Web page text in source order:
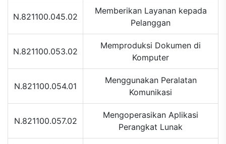
N.821100.045.02
Memberikan Layanan kepada
Pelanggan
N.821100.053.02
Memproduksi Dokumen di
Komputer
N.821100.054.01
Menggunakan Peralatan
Komunikasi
N.821100.057.02
Mengoperasikan Aplikasi
Perangkat Lunak